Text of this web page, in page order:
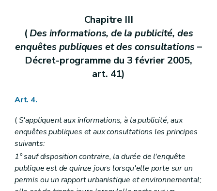
Art. 77
Chapitre II Des règlements communaux d'urbanisme
Art. 78
Art. 79
Chapitre III Des dispositions communes
Chapitre premier Du permis d'urbanisme
Section première Des actes et travaux soumis à permis d'urbanisme
Section 2 Des charges d'urbanisme
Art. 86
Section 3 De la péremption et de la prorogation du permis d'urbanisme
Art. 87
Chapitre III
(Des informations, de la publicité, des
enquêtes publiques et des consultations –
Décret-programme du 3 février 2005,
art. 41)
Art. 4.
(S'appliquent aux informations, à la publicité, aux
enquêtes publiques et aux consultations les principes
suivants:
1° sauf disposition contraire, la durée de l'enquête
publique est de quinze jours lorsqu'elle porte sur un
permis ou un rapport urbanistique et environnemental;